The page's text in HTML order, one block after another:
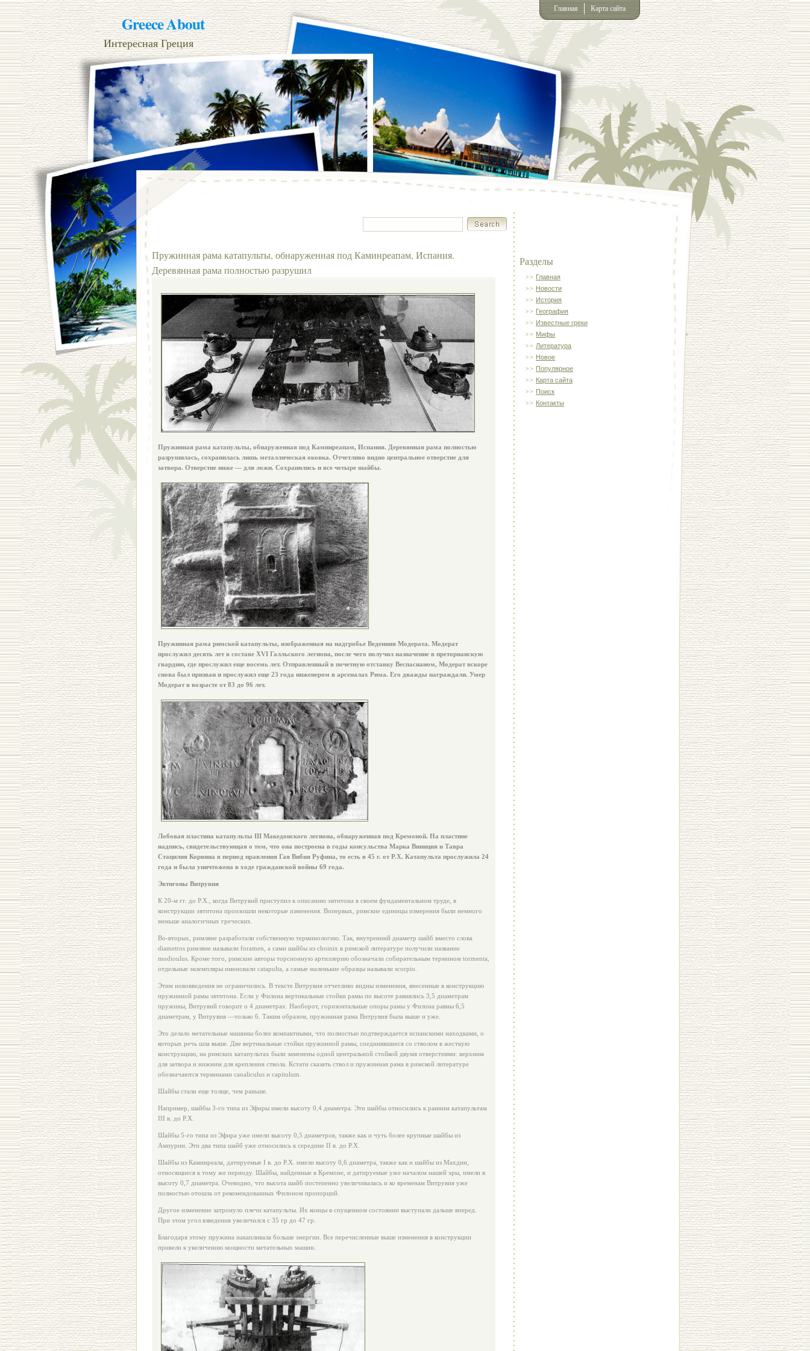
Greece About
Интересная Греция
Главная Карта сайта
Разделы
Главная
Новости
История
География
Известные греки
Мифы
Литература
Новое
Популярное
Карта сайта
Поиск
Контакты
Пружинная рама катапульты, обнаруженная под Каминреапам, Испания.
Деревянная рама полностью разрушил
Пружинная рама катапульты, обнаруженная под Каминреапам, Испания. Деревянная рама полностью
разрушилась, сохранилась лишь металлическая оковка. Отчетливо видно центральное отверстие для
затвора. Отверстие ниже — для ложи. Сохранились и все четыре шайбы.
Пружинная рама римской катапульты, изображенная на надгробье Веденния Модерата. Модерат
прослужил десять лет в составе XVI Галльского легиона, после чего получил назначение в преторианскую
гвардию, где прослужил еще восемь лет. Отправленный в почетную отставку Веспасианом, Модерат вскоре
снова был призван и прослужил еще 23 года инженером в арсеналах Рима. Его дважды награждали. Умер
Модерат в возрасте от 83 до 96 лет.
Лобовая пластина катапульты III Македонского легиона, обнаруженная под Кремоной. На пластине
надпись, свидетельствующая о том, что она построена в годы консульства Марка Виниция и Тавра
Стацилия Корвина в период правления Гая Вибия Руфина, то есть в 45 г. от Р.Х. Катапульта прослужила 24
года и была уничтожена в ходе гражданской войны 69 года.
Эвтигоны Витрувия
К 20-м гг. до Р.Х., когда Витрувий приступил к описанию эвтитона в своем фундаментальном труде, в
конструкции эвтитона произошли некоторые изменения. Вопервых, римские единицы измерения были немного
меньше аналогичных греческих.
Во-вторых, римляне разработали собственную терминологию. Так, внутренний диаметр шайб вместо слова
diametros римляне называли foramen, а сами шайбы из choinix в римской литературе получили название
modioulus. Кроме того, римские авторы торсионную артиллерию обозначали собирательным термином tormenta,
отдельные экземпляры именовали catapulta, а самые маленькие образцы называли scorpio.
Этим нововведения не ограничились. В тексте Витрувия отчетливо видны изменения, внесенные в конструкцию
пружинной рамы эвтитона. Если у Филона вертикальные стойки рамы по высоте равнялись 3,5 диаметрам
пружины, Витрувий говорит о 4 диаметрах. Наоборот, горизонтальные опоры рамы у Филона равны 6,5
диаметрам, у Витрувия —только 6. Таким образом, пружинная рама Витрувия была выше и уже.
Это делало метательные машины более компактными, что полностью подтверждается испанскими находками, о
которых речь шла выше. Две вертикальные стойки пружинной рамы, соединявшиеся со стволом в жесткую
конструкцию, на римских катапультах были заменены одной центральной стойкой двумя отверстиями: верхним
для затвора и нижним для крепления ствола. Кстати сказать ствол и пружинная рама в римской литературе
обозначаются терминами canaliculus и capitulum.
Шайбы стали еще толще, чем раньше.
Например, шайбы 3-го типа из Эфиры имели высоту 0,4 диаметра. Эти шайбы относились к ранним катапультам
III в. до Р.Х.
Шайбы 5-го типа из Эфира уже имели высоту 0,5 диаметров, также как и чуть более крупные шайбы из
Ампурии. Эти два типа шайб уже относились к середине II в. до Р.Х.
Шайбы из Каминреала, датируемые I в. до Р.Х. имели высоту 0,6 диаметра, также как и шайбы из Махдии,
относящиеся к тому же периоду. Шайбы, найденные в Кремоне, и датируемые уже началом нашей эры, имели в
высоту 0,7 диаметра. Очевидно, что высота шайб постепенно увеличивалась и ко временам Витрувия уже
полностью отошла от рекомендованных Филоном пропорций.
Другое изменение затронуло плечи катапульты. Их концы в спущенном состоянии выступали дальше вперед.
При этом угол взведения увеличился с 35 гр до 47 гр.
Благодаря этому пружина накапливала больше энергии. Все перечисленные выше изменения в конструкции
привели к увеличению мощности метательных машин.